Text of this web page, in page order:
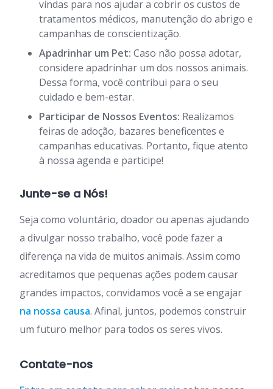
vindas para nos ajudar a cobrir os custos de
tratamentos médicos, manutenção do abrigo e
campanhas de conscientização.
Apadrinhar um Pet: Caso não possa adotar,
considere apadrinhar um dos nossos animais.
Dessa forma, você contribui para o seu
cuidado e bem-estar.
Participar de Nossos Eventos: Realizamos
feiras de adoção, bazares beneficentes e
campanhas educativas. Portanto, fique atento
à nossa agenda e participe!
Junte-se a Nós!
Seja como voluntário, doador ou apenas ajudando
a divulgar nosso trabalho, você pode fazer a
diferença na vida de muitos animais. Assim como
acreditamos que pequenas ações podem causar
grandes impactos, convidamos você a se engajar
na nossa causa. Afinal, juntos, podemos construir
um futuro melhor para todos os seres vivos.
Contate-nos